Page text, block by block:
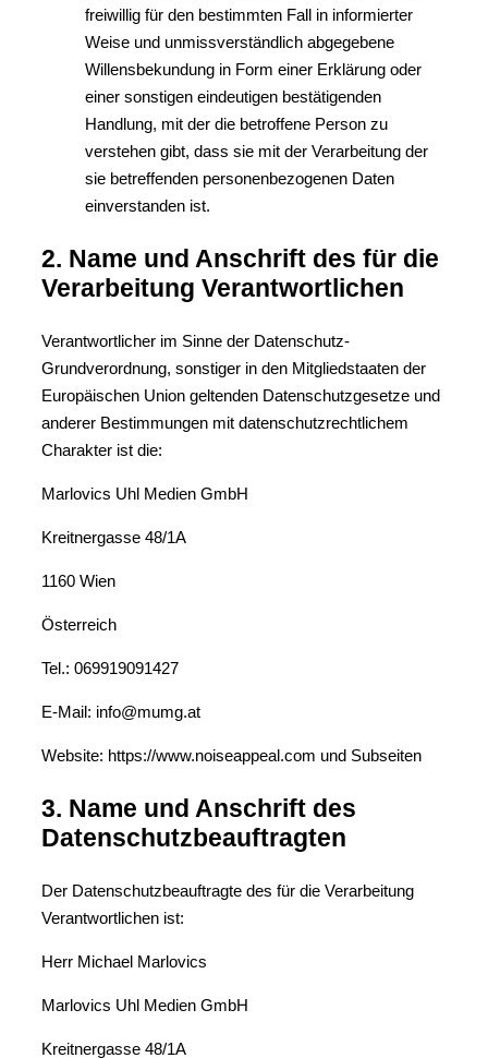
freiwillig für den bestimmten Fall in informierter
Weise und unmissverständlich abgegebene
Willensbekundung in Form einer Erklärung oder
einer sonstigen eindeutigen bestätigenden
Handlung, mit der die betroffene Person zu
verstehen gibt, dass sie mit der Verarbeitung der
sie betreffenden personenbezogenen Daten
einverstanden ist.
2. Name und Anschrift des für die
Verarbeitung Verantwortlichen
Verantwortlicher im Sinne der Datenschutz-
Grundverordnung, sonstiger in den Mitgliedstaaten der
Europäischen Union geltenden Datenschutzgesetze und
anderer Bestimmungen mit datenschutzrechtlichem
Charakter ist die:
Marlovics Uhl Medien GmbH
Kreitnergasse 48/1A
1160 Wien
Österreich
Tel.: 069919091427
E-Mail: info@mumg.at
Website: https://www.noiseappeal.com und Subseiten
3. Name und Anschrift des
Datenschutzbeauftragten
Der Datenschutzbeauftragte des für die Verarbeitung
Verantwortlichen ist:
Herr Michael Marlovics
Marlovics Uhl Medien GmbH
Kreitnergasse 48/1A